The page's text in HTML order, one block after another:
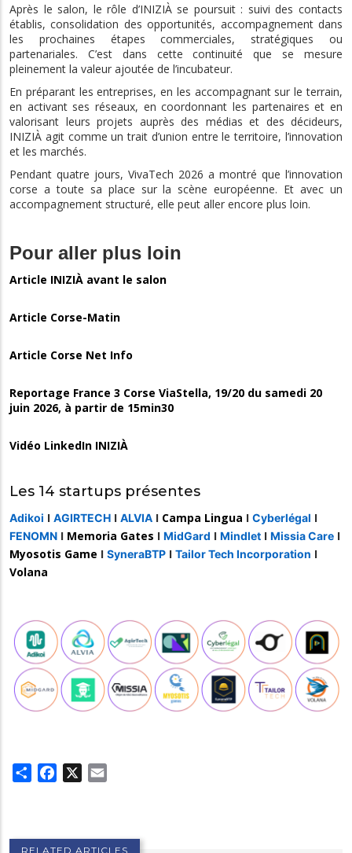
Après le salon, le rôle d’INIZIÀ se poursuit : suivi des contacts
établis, consolidation des opportunités, accompagnement dans
les prochaines étapes commerciales, stratégiques ou
partenariales. C’est dans cette continuité que se mesure
pleinement la valeur ajoutée de l’incubateur.
En préparant les entreprises, en les accompagnant sur le terrain,
en activant ses réseaux, en coordonnant les partenaires et en
valorisant leurs projets auprès des médias et des décideurs,
INIZIÀ agit comme un trait d’union entre le territoire, l’innovation
et les marchés.
Pendant quatre jours, VivaTech 2026 a montré que l’innovation
corse a toute sa place sur la scène européenne. Et avec un
accompagnement structuré, elle peut aller encore plus loin.
Pour aller plus loin
Article INIZIÀ avant le salon
Article Corse-Matin
Article Corse Net Info
Reportage France 3 Corse ViaStella, 19/20 du samedi 20
juin 2026, à partir de 15min30
Vidéo LinkedIn INIZIÀ
Les 14 startups présentes
Adikoi I AGIRTECH I ALVIA I Campa Lingua I Cyberlégal I
FENOMN I Memoria Gates I MidGard I Mindlet I Missia Care I
Myosotis Game I SyneraBTP I Tailor Tech Incorporation I
Volana
Share Facebook
RELATED ARTICLES